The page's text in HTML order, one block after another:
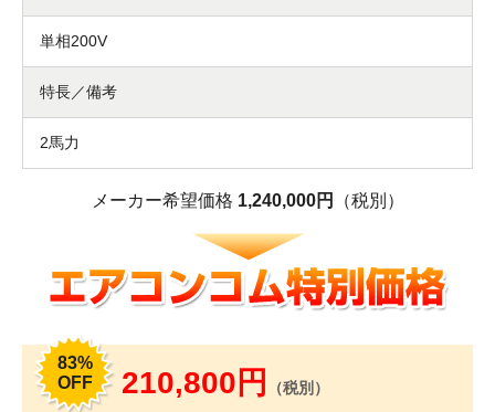
単相200V
特長／備考
2馬力
メーカー希望価格 1,240,000円 （税別）
83%
OFF
210,800円 （税別）